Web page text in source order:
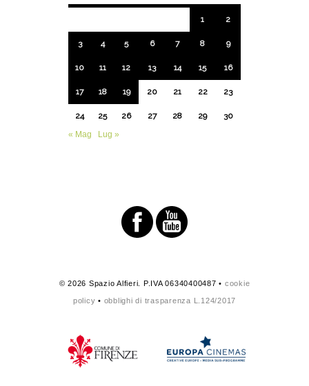
1 2
3 4 5 6 7 8 9
10 11 12 13 14 15 16
17 18 19 20 21 22 23
24 25 26 27 28 29
30
« Mag
Lug »
© 2026 Spazio Alfieri. P.IVA 06340400487 • cookie
policy • obblighi di trasparenza L.124/2017